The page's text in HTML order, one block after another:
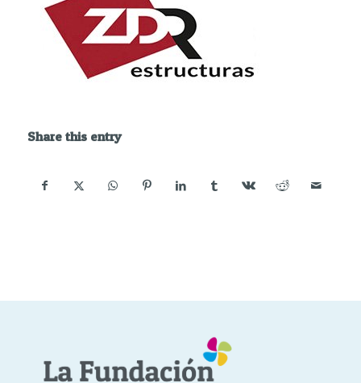
Share this entry